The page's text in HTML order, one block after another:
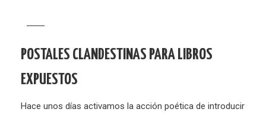
POSTALES CLANDESTINAS PARA LIBROS
EXPUESTOS
Hace unos días activamos la acción poética de introducir